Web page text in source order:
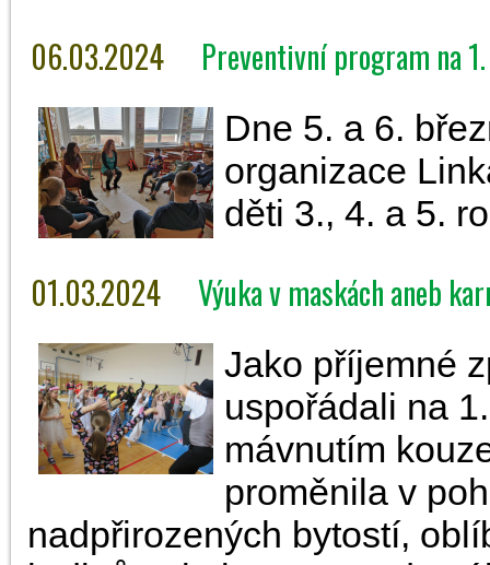
06.03.2024 Preventivní program na
Dne 5. a 6.
organizace
děti 3., 4. a 5.
01.03.2024 Výuka v maskách aneb
Jako příjemné
uspořádali na
mávnutím
proměnila v
nadpřirozených bytostí,